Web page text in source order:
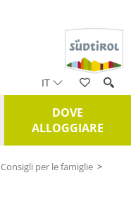
IT
DOVE
ALLOGGIARE
Consigli per le famiglie >